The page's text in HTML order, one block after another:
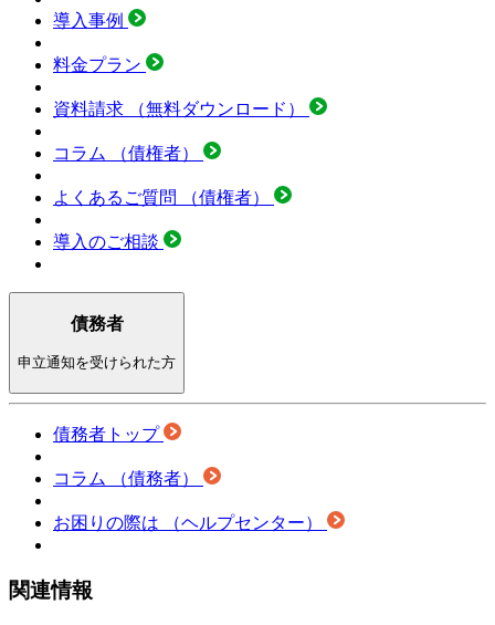
導入事例
料金プラン
資料請求 （無料ダウンロード）
コラム （債権者）
よくあるご質問 （債権者）
導入のご相談
債務者
申立通知を受けられた方
債務者トップ
コラム （債務者）
お困りの際は （ヘルプセンター）
関連情報